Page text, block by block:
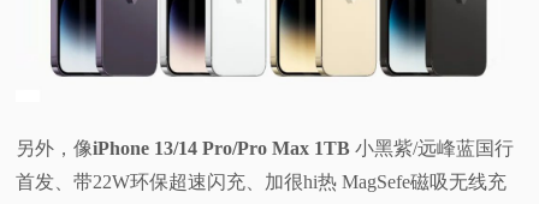
另外，像iPhone 13/14 Pro/Pro Max 1TB 小黑紫/远峰蓝国行
首发、带22W环保超速闪充、加很hi热 MagSefe磁吸无线充